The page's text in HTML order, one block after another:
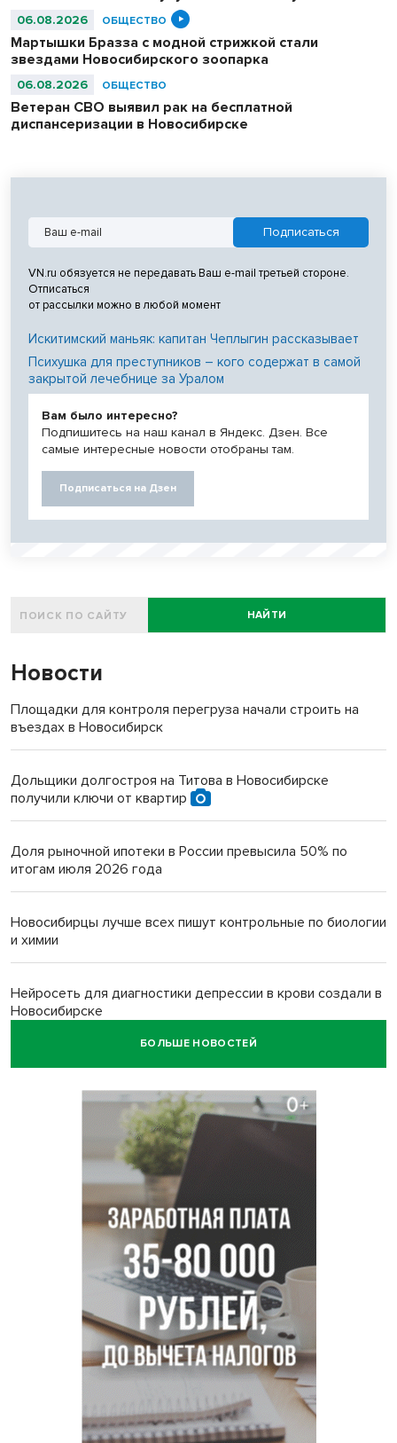
06.08.2026 ОБЩЕСТВО
Мартышки Бразза с модной стрижкой стали
звездами Новосибирского зоопарка
06.08.2026 ОБЩЕСТВО
Ветеран СВО выявил рак на бесплатной
диспансеризации в Новосибирске
VN.ru обязуется не передавать Ваш e-mail третьей стороне.
Отписаться
от рассылки можно в любой момент
Искитимский маньяк: капитан Чеплыгин рассказывает
Психушка для преступников – кого содержат в самой
закрытой лечебнице за Уралом
Вам было интересно?
Подпишитесь на наш канал в Яндекс. Дзен. Все
самые интересные новости отобраны там.
Подписаться на Дзен
НАЙТИ
Новости
Площадки для контроля перегруза начали строить на
въездах в Новосибирск
Дольщики долгостроя на Титова в Новосибирске
получили ключи от квартир
Доля рыночной ипотеки в России превысила 50% по
итогам июля 2026 года
Новосибирцы лучше всех пишут контрольные по биологии
и химии
Нейросеть для диагностики депрессии в крови создали в
Новосибирске
Двум бойцам СВО после минно-взрывной травмы
Персидский ковер «108 шахов» впервые вывезли из музея
Востока в Новосибирск
Актриса из Новосибирска Евгения Туркова сыграла мать
в сериале «Малой»
Трех туберкулезников под конвоем доставили в
больницу Новосибирской области
БОЛЬШЕ НОВОСТЕЙ